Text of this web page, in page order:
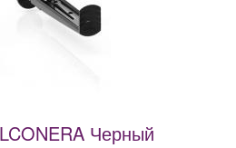
Черный